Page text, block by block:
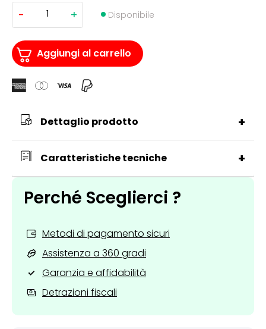
-
DUPLACH
PIATTO
DOCCIA
RESINA
170X80
DI
SIFONE
+ Disponibile
Aggiungi al carrello
Dettaglio prodotto +
Caratteristiche tecniche +
Perché Sceglierci ?
Metodi di pagamento sicuri
Assistenza a 360 gradi
Garanzia e affidabilità
Detrazioni fiscali